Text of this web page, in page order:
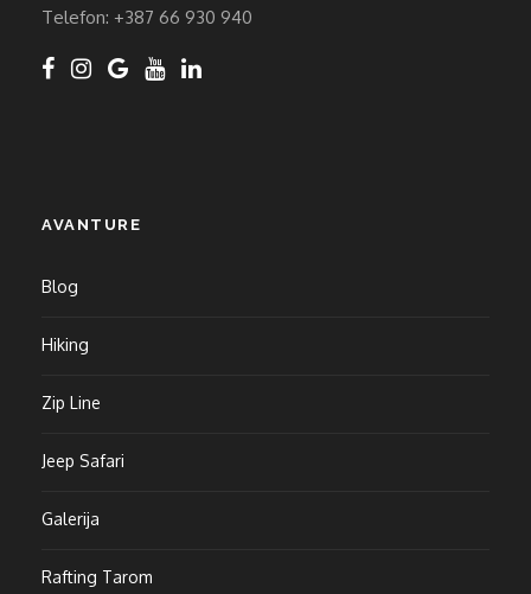
Telefon: +387 66 930 940
AVANTURE
Blog
Hiking
Zip Line
Jeep Safari
Galerija
Rafting Tarom